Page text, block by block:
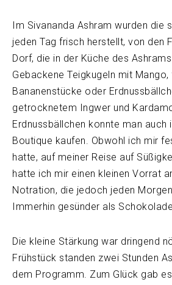
Im Sivananda Ashram wurden die
jeden Tag frisch herstellt, von den
Dorf, die in der Küche des
Gebackene Teigkugeln mit
Bananenstücke oder
getrocknetem Ingwer und
Erdnussbällchen konnte man auch
Boutique kaufen. Obwohl ich mir
hatte, auf meiner Reise auf
hatte ich mir einen kleinen Vorrat
Notration, die jedoch jeden
Immerhin gesünder als
Die kleine Stärkung war dringend
Frühstück standen zwei Stunden
dem Programm. Zum Glück gab